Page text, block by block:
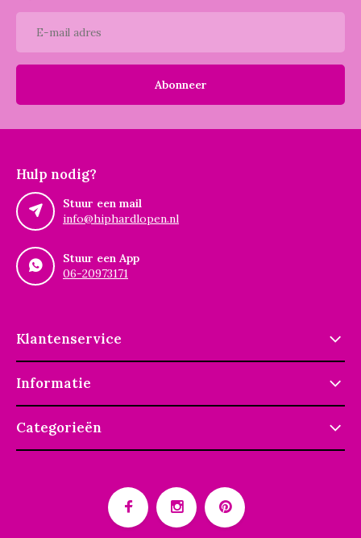
Abonneer
Hulp nodig?
Stuur een mail
info@hiphardlopen.nl
Stuur een App
06-20973171
Klantenservice
Informatie
Categorieën